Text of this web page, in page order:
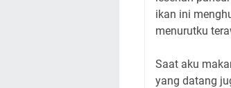
ikan ini
menurutku
Saat aku
yang datang